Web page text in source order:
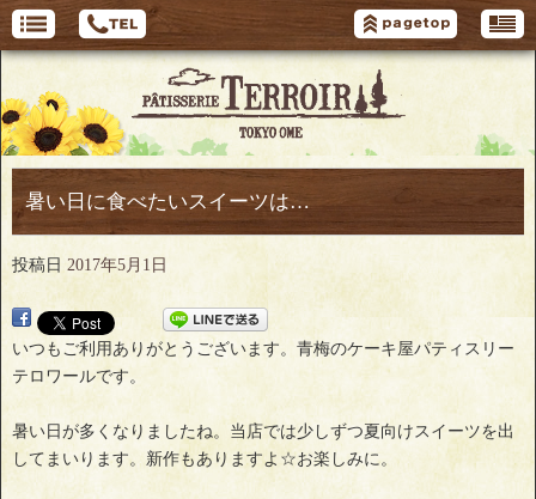
暑い日に食べたいスイーツは…
投稿日 2017年5月1日
いつもご利用ありがとうございます。青梅のケーキ屋パティスリー
テロワールです。
暑い日が多くなりましたね。当店では少しずつ夏向けスイーツを出
してまいります。新作もありますよ☆お楽しみに。